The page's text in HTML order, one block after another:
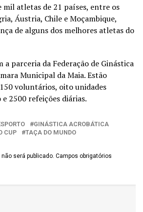
mil atletas de 21 países, entre os
Áustria, Chile e Moçambique,
de alguns dos melhores atletas do
a parceria da Federação de Ginástica
Municipal da Maia. Estão
voluntários, oito unidades
2500 refeições diárias.
GINÁSTICA ACROBÁTICA
CUP
TAÇA DO MUNDO
será publicado. Campos obrigatórios